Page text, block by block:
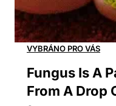
Fungus Is A
From A Drop